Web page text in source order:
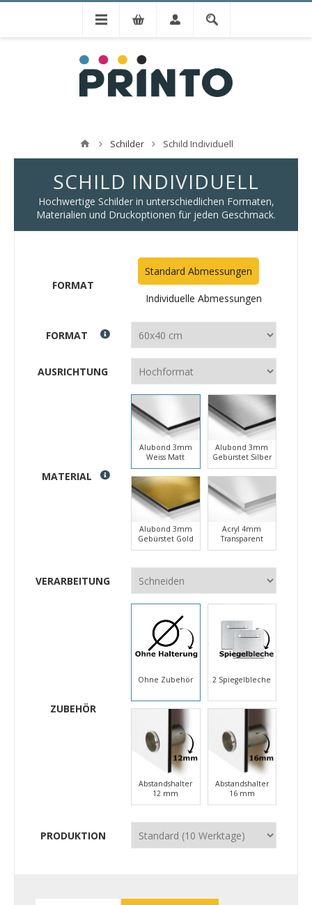
Schilder Schild Individuell
SCHILD INDIVIDUELL
Hochwertige Schilder in unterschiedlichen Formaten,
Materialien und Druckoptionen für jeden Geschmack.
FORMAT
Standard Abmessungen
Individuelle Abmessungen
FORMAT
AUSRICHTUNG
MATERIAL
Alubond 3mm
Weiss Matt
Alubond 3mm
Gebürstet Silber
Alubond 3mm
Gebürstet Gold
Acryl 4mm
Transparent
VERARBEITUNG
ZUBEHÖR
Ohne Zubehör 2 Spiegelbleche
Abstandshalter
12 mm
Abstandshalter
16 mm
PRODUKTION